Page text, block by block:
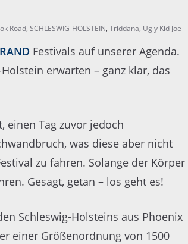
Road, SCHLESWIG-HOLSTEIN, Triddana, Ugly Kid Joe
Festivals auf unserer Agenda.
erwarten – ganz klar, das
einen Tag zuvor jedoch
was diese aber nicht
zu fahren. Solange der Körper
Gesagt, getan – los geht es!
Schleswig-Holsteins aus Phoenix
einer Größenordnung von 1500